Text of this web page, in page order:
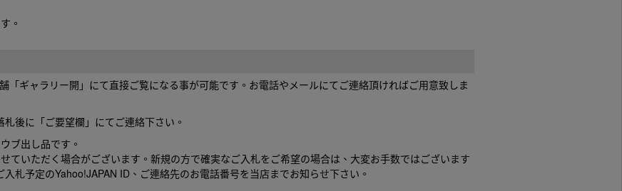
。
「ギャラリー開」にて直接ご覧になる事が可能です。お電話やメールにてご連絡頂ければご用意致しま
札後に「ご要望欄」にてご連絡下さい。
ブ出し品です。
ていただく場合がございます。新規の方で確実なご入札をご希望の場合は、大変お手数ではございます
札予定のYahoo!JAPAN ID、ご連絡先のお電話番号を当店までお知らせ下さい。